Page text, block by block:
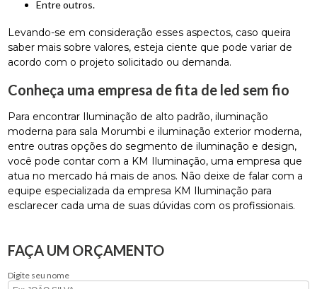
entre outros.
Levando-se em consideração esses aspectos, caso queira
saber mais sobre valores, esteja ciente que pode variar de
acordo com o projeto solicitado ou demanda.
Conheça uma empresa de fita de led sem fio
Para encontrar Iluminação de alto padrão, iluminação
moderna para sala Morumbi e iluminação exterior moderna,
entre outras opções do segmento de iluminação e design,
você pode contar com a KM Iluminação, uma empresa que
atua no mercado há mais de anos. Não deixe de falar com a
equipe especializada da empresa KM Iluminação para
esclarecer cada uma de suas dúvidas com os profissionais.
FAÇA UM ORÇAMENTO
Digite seu nome